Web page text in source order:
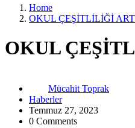
Home
OKUL ÇEŞİTLİLİĞİ
OKUL
Mücahit Toprak
Haberler
Temmuz 27, 2023
0 Comments